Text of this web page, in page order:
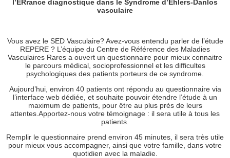
l’ERrance diagnostique dans le Syndrome d’Ehlers-Danlos
vasculaire
Vous avez le SED Vasculaire? Avez-vous entendu parler de l’étude
REPERE ? L’équipe du Centre de Référence des Maladies
Vasculaires Rares a ouvert un questionnaire pour mieux connaitre
le parcours médical, socioprofessionnel et les difficultes
psychologiques des patients porteurs de ce syndrome.
Aujourd’hui, environ 40 patients ont répondu au questionnaire via
l’interface web dédiée, et souhaite pouvoir étendre l’étude à un
maximum de patients, pour être au plus près de leurs
attentes.Apportez-nous votre témoignage : il sera utile à tous les
patients.
Remplir le questionnaire prend environ 45 minutes, il sera très utile
pour mieux vous accompagner, ainsi que votre famille, dans votre
quotidien avec la maladie.